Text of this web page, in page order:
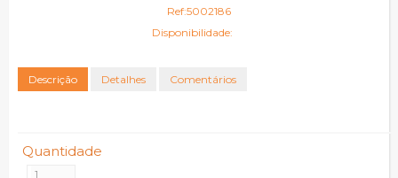
Ref:5002186
Disponibilidade:
Descrição Detalhes Comentários
Quantidade